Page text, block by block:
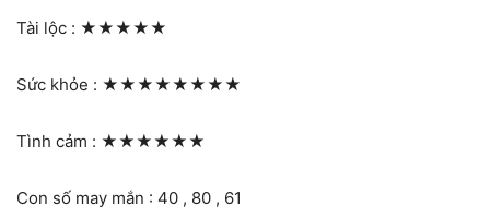
Tài lộc : ★★★★★
Sức khỏe : ★★★★★★★★
Tình cảm : ★★★★★★
Con số may mắn : 40 , 80 , 61